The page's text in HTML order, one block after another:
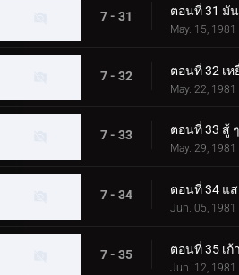
7 - 31
May. 15, 1981
7 - 32
May. 22, 1981
7 - 33
May. 29, 1981
7 - 34
Jun. 05, 1981
7 - 35
Jun. 12, 1981